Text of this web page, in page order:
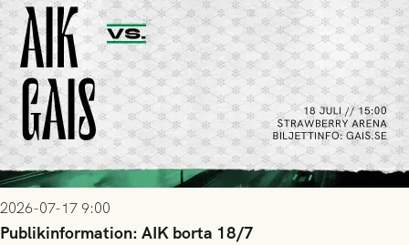
2026-07-17 9:00
Publikinformation: AIK borta 18/7